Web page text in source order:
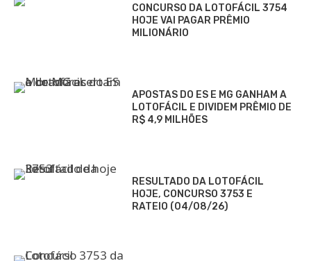
CONCURSO DA LOTOFÁCIL 3754
HOJE VAI PAGAR PRÊMIO
MILIONÁRIO
APOSTAS DO ES E MG GANHAM A
LOTOFÁCIL E DIVIDEM PRÊMIO DE
R$ 4,9 MILHÕES
RESULTADO DA LOTOFÁCIL
HOJE, CONCURSO 3753 E
RATEIO (04/08/26)